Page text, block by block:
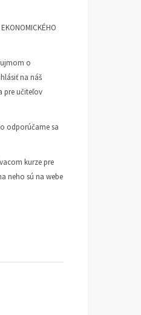
o
na náš
pre učiteľov
odporúčame sa
kurze pre
neho sú na webe